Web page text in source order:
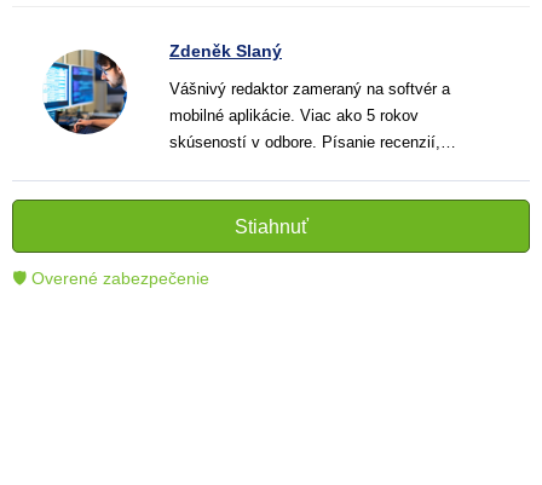
Zdeněk Slaný
Vášnivý redaktor zameraný na softvér a
mobilné aplikácie. Viac ako 5 rokov
skúseností v odbore. Písanie recenzií,
informatívnych textov, ktoré pomáhajú
čitateľom lepšie porozumieť a využiť moderné
technológie.
Stiahnuť
🛡 Overené zabezpečenie